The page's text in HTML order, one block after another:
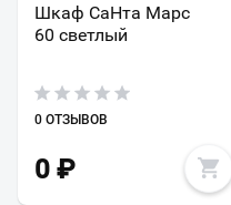
Шкаф СаНта Марс
60 светлый
0 ОТЗЫВОВ
0 ₽